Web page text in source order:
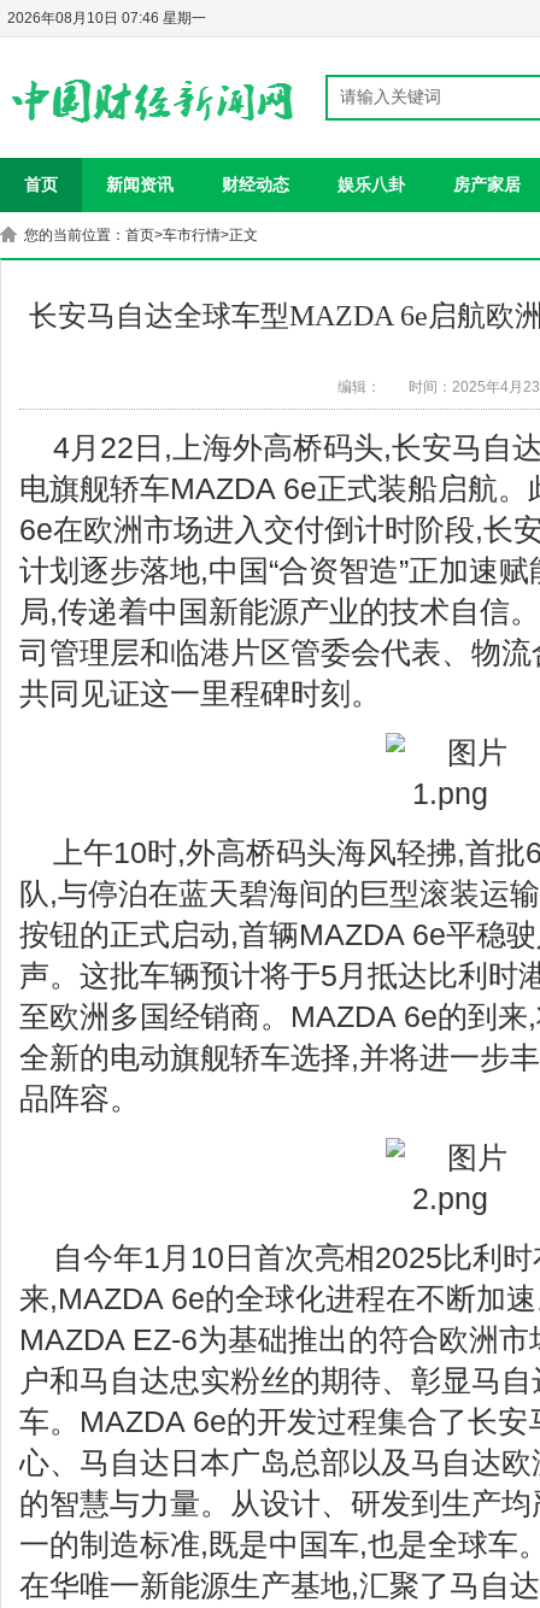
2026年08月10日 07:46 星期一
首页 新闻资讯 财经动态 娱乐八卦 房产家居
您的当前位置： 首页>车市行情>正文
长安马自达全球车型MAZDA 6e启航欧
编辑： 时间：2025年4月
4月22日,上海外高桥码头,长安马自
电旗舰轿车MAZDA 6e正式装船启航
6e在欧洲市场进入交付倒计时阶段,长
计划逐步落地,中国“合资智造”正加速
局,传递着中国新能源产业的技术自信
司管理层和临港片区管委会代表、物
共同见证这一里程碑时刻。
上午10时,外高桥码头海风轻拂,首
队,与停泊在蓝天碧海间的巨型滚装运
按钮的正式启动,首辆MAZDA 6e平稳
声。这批车辆预计将于5月抵达比利时
至欧洲多国经销商。MAZDA 6e的到
全新的电动旗舰轿车选择,并将进一步
品阵容。
自今年1月10日首次亮相2025比利
来,MAZDA 6e的全球化进程在不断加
MAZDA EZ-6为基础推出的符合欧洲
户和马自达忠实粉丝的期待、彰显马
车。MAZDA 6e的开发过程集合了长
心、马自达日本广岛总部以及马自达
的智慧与力量。从设计、研发到生产
一的制造标准,既是中国车,也是全球车
在华唯一新能源生产基地,汇聚了马自